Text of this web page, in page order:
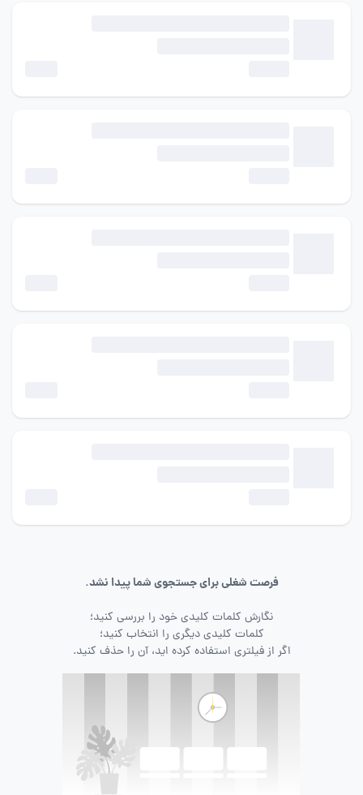
فرصت شغلی برای جستجوی شما پیدا نشد.
نگارش کلمات کلیدی خود را بررسی کنید؛
کلمات کلیدی دیگری را انتخاب کنید؛
اگر از فیلتری استفاده کرده اید، آن را حذف کنید.